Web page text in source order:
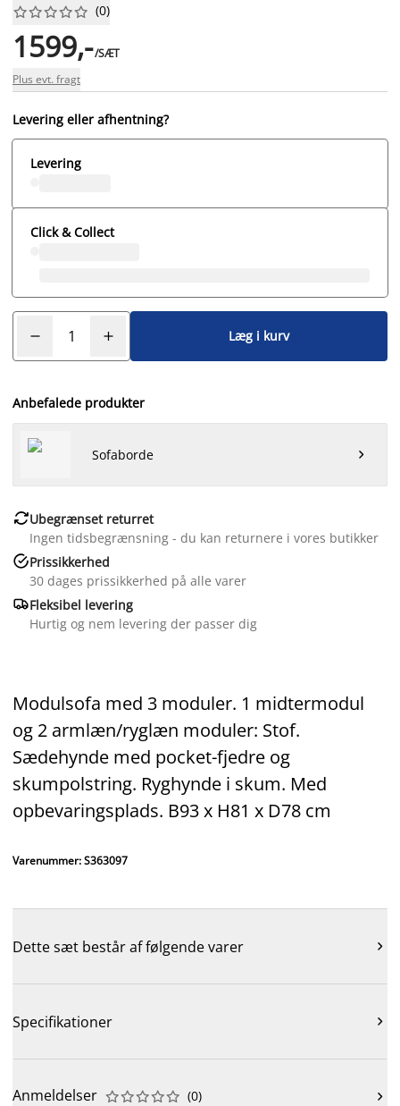





 (0)
1599,-/SÆT
Plus evt. fragt
Levering eller afhentning?
Levering
Click & Collect
Læg i kurv
Anbefalede produkter
Sofaborde 
Ubegrænset returret
Ingen tidsbegrænsning - du kan returnere i vores butikker
Prissikkerhed
30 dages prissikkerhed på alle varer
Fleksibel levering
Hurtig og nem levering der passer dig
Modulsofa med 3 moduler. 1 midtermodul
og 2 armlæn/ryglæn moduler: Stof.
Sædehynde med pocket-fjedre og
skumpolstring. Ryghynde i skum. Med
opbevaringsplads. B93 x H81 x D78 cm
Varenummer: S363097
Dette sæt består af følgende varer 
Specifikationer 
Anmeldelser 




 (0) 